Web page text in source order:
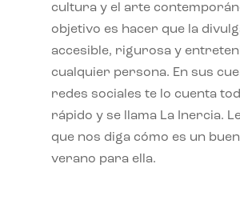
cultura y el arte
objetivo es hacer que la
accesible, rigurosa y
cualquier persona. En sus
redes sociales te lo cuenta
rápido y se llama La Inercia.
que nos diga cómo es un
verano para ella.